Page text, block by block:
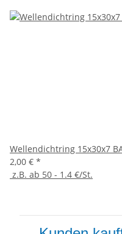
Wellendichtring 15x30x7
2,00 € *
z.B. ab 50 - 1.4 €/St.